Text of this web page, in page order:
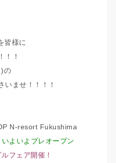
皆様に
！！
の
いませ！！！！
N-resort Fukushima
よいよプレオープン
フェア開催！